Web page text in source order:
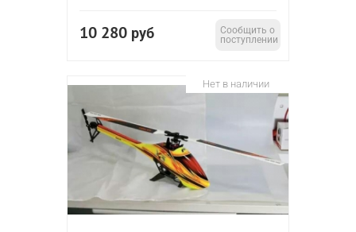
10 280 руб
Сообщить о
поступлении
Нет в наличии